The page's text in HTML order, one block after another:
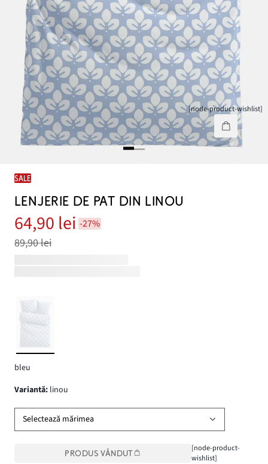
[node-product-wishlist]
SALE
LENJERIE DE PAT DIN LINOU
64,90 lei -27%
89,90 lei
bleu
variantă: linou
Selectează mărimea
PRODUS VÂNDUT
[node-product-
wishlist]